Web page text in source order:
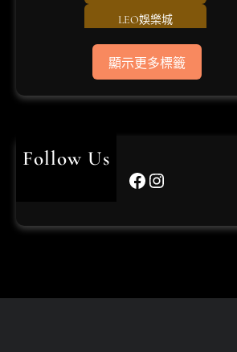
LEO娛樂城
usdt儲值
世界杯投注
顯示更多標籤
Follow Us
Facebook Instagram